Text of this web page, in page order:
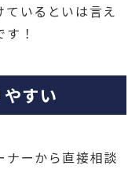
いるといは言え
！
すい
ナーから直接相談